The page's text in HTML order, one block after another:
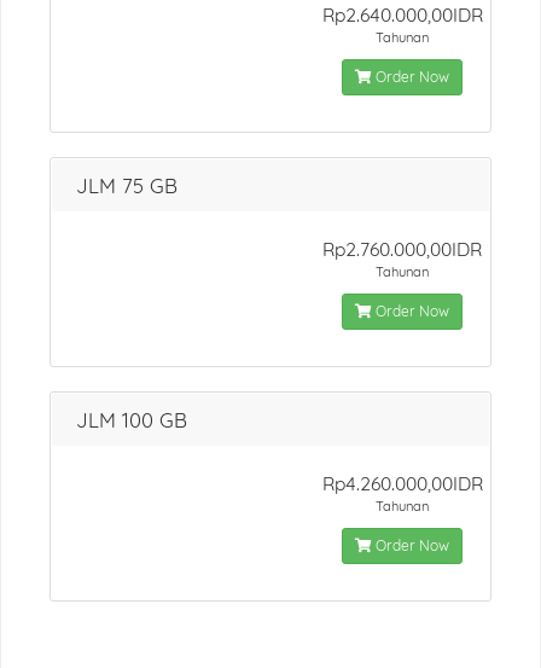
Rp2.640.000,00IDR
Tahunan
Order Now
JLM 75 GB
Rp2.760.000,00IDR
Tahunan
Order Now
JLM 100 GB
Rp4.260.000,00IDR
Tahunan
Order Now